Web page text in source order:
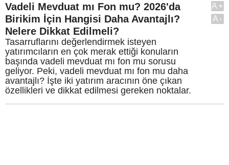
Vadeli Mevduat mı Fon mu? 2026'da
Birikim İçin Hangisi Daha Avantajlı?
Nelere Dikkat Edilmeli?
Tasarruflarını değerlendirmek isteyen
yatırımcıların en çok merak ettiği konuların
başında vadeli mevduat mı fon mu sorusu
geliyor. Peki, vadeli mevduat mı fon mu daha
avantajlı? İşte iki yatırım aracının öne çıkan
özellikleri ve dikkat edilmesi gereken noktalar.
A+
A-